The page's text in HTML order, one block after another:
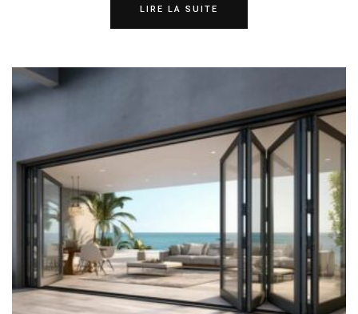
LIRE LA SUITE